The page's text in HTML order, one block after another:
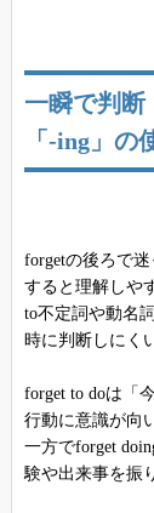
一瞬で判断
「-ing」の
forgetの後ろで
すると理解しや
to不定詞や動名
時に判断しにく
forget to doは「
行動に意識が向
一方でforget
験や出来事を振